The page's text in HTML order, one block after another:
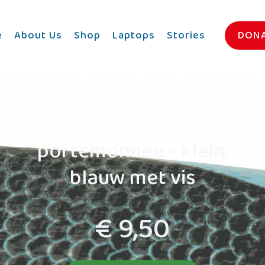
About Us Shop Laptops Stories
portemonnee - klein,
blauw met vis
€ 9,50